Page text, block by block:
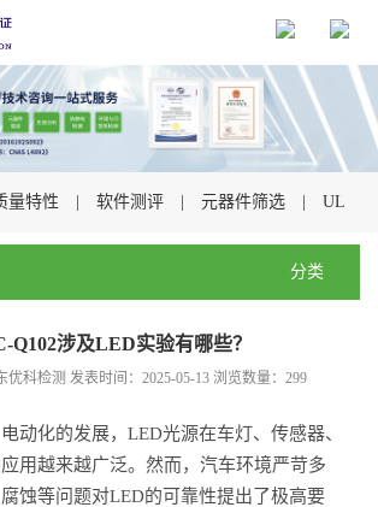
量特性 | 软件测评 | 元器件筛选 | UL
分类
Q102涉及LED实验有哪些？
优科检测 发表时间：2025-05-13 浏览数量： 299
动化的发展，LED光源在车灯、传感器、
用越来越广泛。然而，汽车环境严苛多
蚀等问题对LED的可靠性提出了极高要